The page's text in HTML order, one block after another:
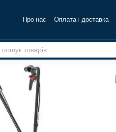
Про нас Оплата і доставка